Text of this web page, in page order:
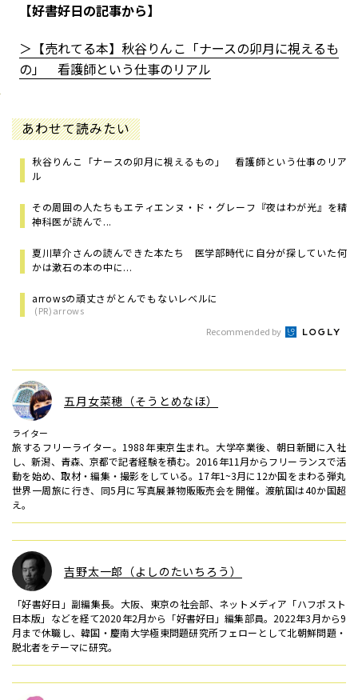
【好書好日の記事から】
＞【売れてる本】秋谷りんこ「ナースの卯月に視えるも
の」 看護師という仕事のリアル
あわせて読みたい
秋谷りんこ「ナースの卯月に視えるもの」 看護師という仕事のリア
ル
その周囲の人たちも――エティエンヌ・ド・グレーフ『夜はわが光』を精
神科医が読んで...
夏川草介さんの読んできた本たち 医学部時代に自分が探していた何
かは漱石の本の中に...
arrowsの頑丈さがとんでもないレベルに
(PR)arrows
Recommended by
五月女菜穂（そうとめなほ）
ライター
旅するフリーライター。1988年東京生まれ。大学卒業後、朝日新聞に入社
し、新潟、青森、京都で記者経験を積む。2016年11月からフリーランスで活
動を始め、取材・編集・撮影をしている。17年1~3月に12か国をまわる弾丸
世界一周旅に行き、同5月に写真展兼物販販売会を開催。渡航国は40か国超
え。
吉野太一郎（よしのたいちろう）
「好書好日」副編集長。大阪、東京の社会部、ネットメディア「ハフポスト
日本版」などを経て2020年2月から「好書好日」編集部員。2022年3月から9
月まで休職し、韓国・慶南大学極東問題研究所フェローとして北朝鮮問題・
脱北者をテーマに研究。